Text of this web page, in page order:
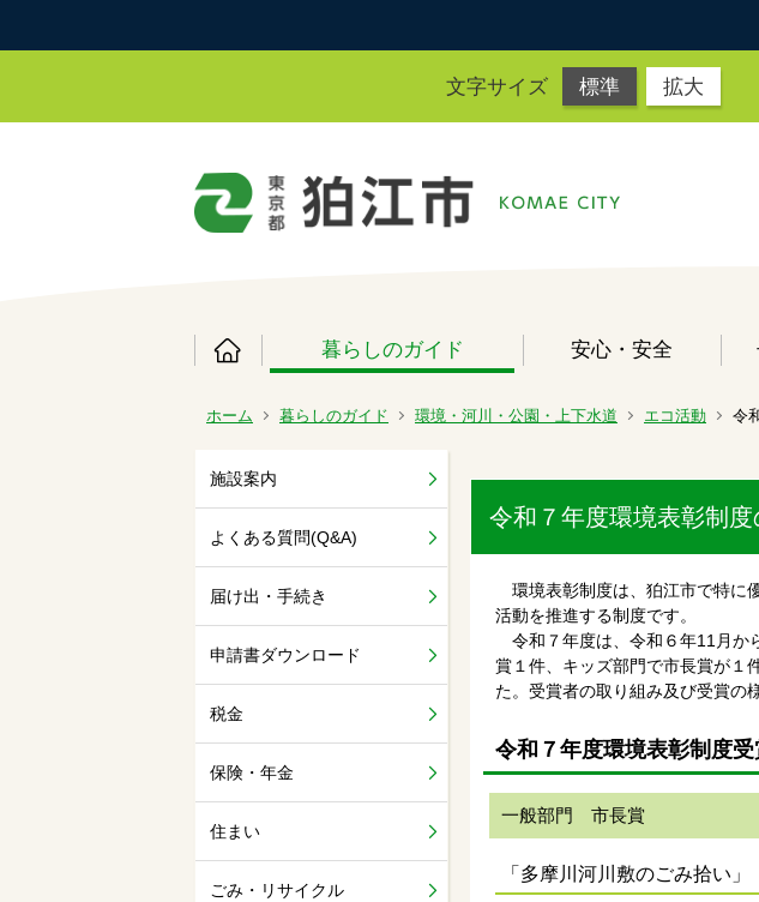
文字サイズ 標準 拡大
暮らしのガイド 安心・安全
ホーム 暮らしのガイド 環境・河川・公園・上下水道 エコ活動 令
施設案内
よくある質問(Q&A)
届け出・手続き
申請書ダウンロード
税金
保険・年金
住まい
ごみ・リサイクル
令和７年度環境表彰制
環境表彰制度は、狛江市で特に
活動を推進する制度です。
令和７年度は、令和６年11月か
賞１件、キッズ部門で市長賞が１
た。受賞者の取り組み及び受賞の
令和７年度環境表彰制度受
一般部門 市長賞
「多摩川河川敷のごみ拾い」